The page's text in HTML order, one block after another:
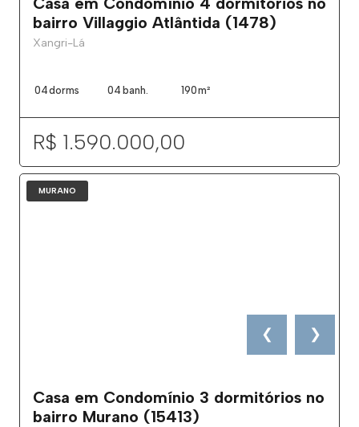
bairro Villaggio Atlântida (1478)
Xangri-Lá
04dorms 04 banh. 190m²
R$ 1.590.000,00
❮ ❯
MURANO
Casa em Condomínio 3 dormitórios no
bairro Murano (15413)